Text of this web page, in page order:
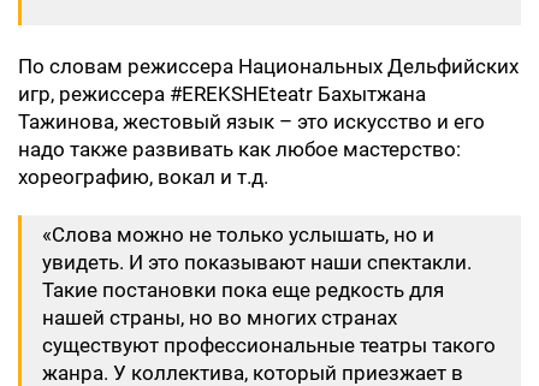
По словам режиссера Национальных Дельфийских
игр, режиссера #EREKSHEteatr Бахытжана
Тажинова, жестовый язык – это искусство и его
надо также развивать как любое мастерство:
хореографию, вокал и т.д.
«Слова можно не только услышать, но и
увидеть. И это показывают наши спектакли.
Такие постановки пока еще редкость для
нашей страны, но во многих странах
существуют профессиональные театры такого
жанра. У коллектива, который приезжает в